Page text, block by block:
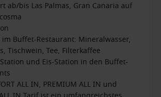
ab/bis Las Palmas, Gran Canaria auf
im Buffet-Restaurant: Mineralwasser,
Tischwein, Tee, Filterkaffee
und Eis-Station in den Buffet-
ALL IN, PREMIUM ALL IN und